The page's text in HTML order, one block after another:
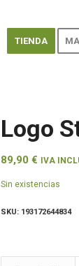
TIENDA
Logo
89,90€ IVA
Sin existencias
SKU: 193172644834